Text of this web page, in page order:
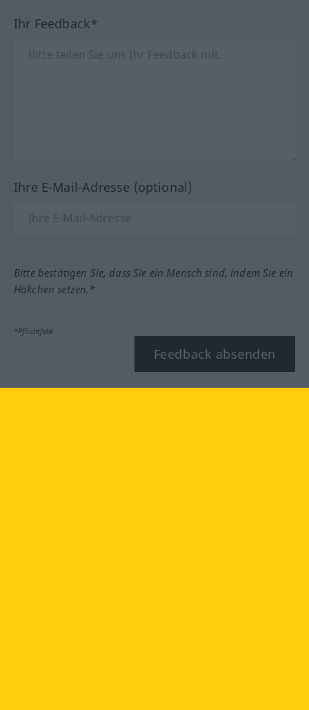
Ihr Feedback*
Ihre E-Mail-Adresse (optional)
Bitte bestätigen Sie, dass Sie ein Mensch sind, indem Sie ein
Häkchen setzen.*
*Pflichtfeld
Feedback absenden